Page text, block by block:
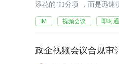
添花的“加分项”，而是迅速
IM 视频会议 即时通
政企视频会议合规审